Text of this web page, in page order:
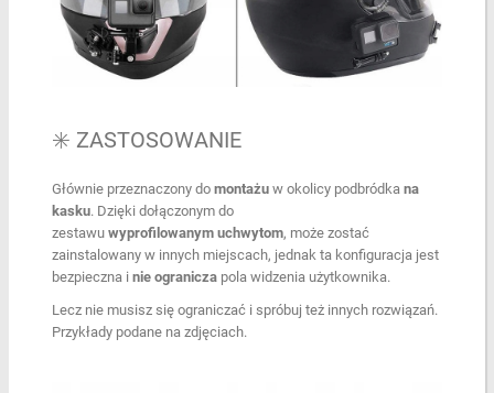
✳️ ZASTOSOWANIE
Głównie przeznaczony do montażu w okolicy podbródka na
kasku. Dzięki dołączonym do
zestawu wyprofilowanym uchwytom, może zostać
zainstalowany w innych miejscach, jednak ta konfiguracja jest
bezpieczna i nie ograniczapola widzenia użytkownika.
Lecz nie musisz się ograniczać i spróbuj też innych rozwiązań.
Przykłady podane na zdjęciach.